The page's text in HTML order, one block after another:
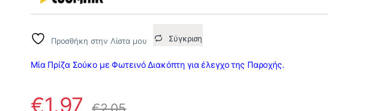
Προσθήκη στην Λίστα μου Σύγκριση
Μία Πρίζα Σούκο με Φωτεινό Διακόπτη για έλεγχο της Παροχής.
€1.97